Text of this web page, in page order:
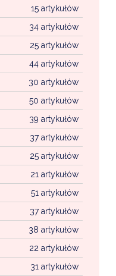
15 artykułów
34 artykułów
25 artykułów
44 artykułów
30 artykułów
50 artykułów
39 artykułów
37 artykułów
25 artykułów
21 artykułów
51 artykułów
37 artykułów
38 artykułów
22 artykułów
31 artykułów